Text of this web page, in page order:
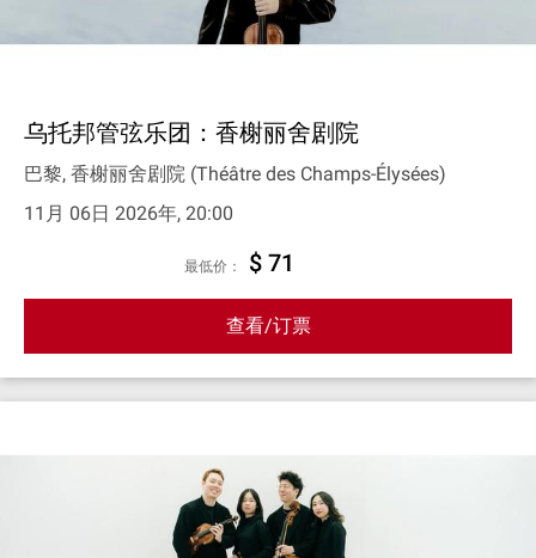
乌托邦管弦乐团：香榭丽舍剧院
巴黎, 香榭丽舍剧院 (Théâtre des Champs-Élysées)
11月 06日 2026年, 20:00
最低价： $ 71
查看/订票